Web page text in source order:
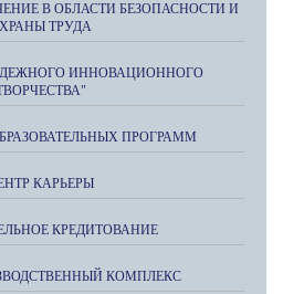
В ОБЛАСТИ БЕЗОПАСНОСТИ И
ТРУДА
ИННОВАЦИОННОГО
ПРОГРАММ
КАРЬЕРЫ
КРЕДИТОВАНИЕ
КОМПЛЕКС